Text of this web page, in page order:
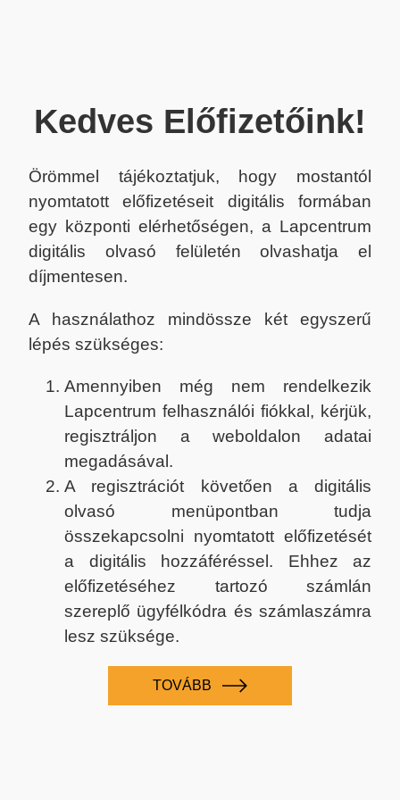
Kedves Előfizetőink!
Örömmel tájékoztatjuk, hogy mostantól
nyomtatott előfizetéseit digitális formában
egy központi elérhetőségen, a Lapcentrum
digitális olvasó felületén olvashatja el
díjmentesen.
A használathoz mindössze két egyszerű
lépés szükséges:
Amennyiben még nem rendelkezik
Lapcentrum felhasználói fiókkal, kérjük,
regisztráljon a weboldalon adatai
megadásával.
A regisztrációt követően a digitális
olvasó menüpontban tudja
összekapcsolni nyomtatott előfizetését
a digitális hozzáféréssel. Ehhez az
előfizetéséhez tartozó számlán
szereplő ügyfélkódra és számlaszámra
lesz szüksége.
TOVÁBB